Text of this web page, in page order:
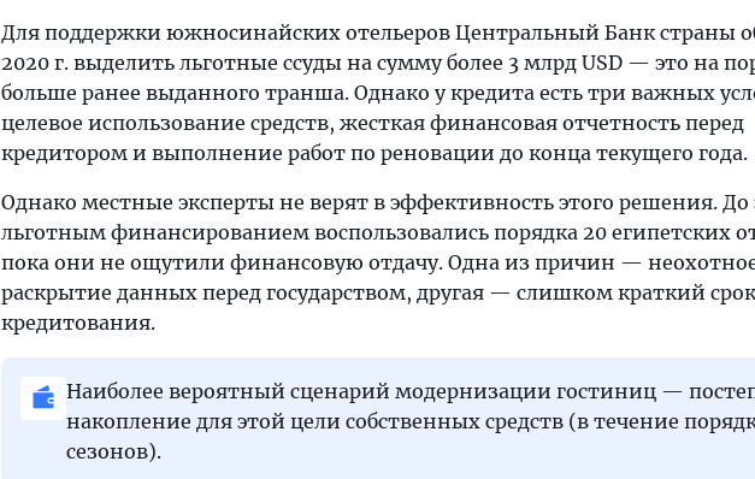
Для поддержки южносинайских отельеров Центральный Банк страны
2020 г. выделить льготные ссуды на сумму более 3 млрд USD — это на
больше ранее выданного транша. Однако у кредита есть три важных
целевое использование средств, жесткая финансовая отчетность перед
кредитором и выполнение работ по реновации до конца текущего года.
Однако местные эксперты не верят в эффективность этого решения. До
льготным финансированием воспользовались порядка 20 египетских
пока они не ощутили финансовую отдачу. Одна из причин —
раскрытие данных перед государством, другая — слишком краткий срок
кредитования.
Наиболее вероятный сценарий модернизации гостиниц —
накопление для этой цели собственных средств (в течение
сезонов).